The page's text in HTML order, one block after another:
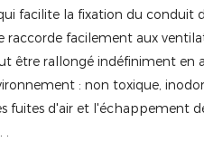
facilite la fixation du conduit
raccorde facilement aux
être rallongé indéfiniment en
: non toxique,
fuites d'air et l'échappement
.